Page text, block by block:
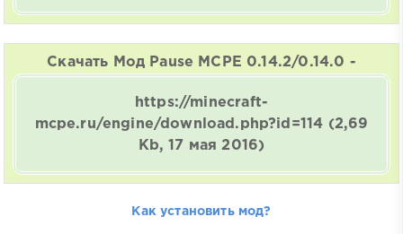
Скачать Мод Pause MCPE 0.14.2/0.14.0 -
https://minecraft-
mcpe.ru/engine/download.php?id=114 (2,69
Kb, 17 мая 2016)
Как установить мод?